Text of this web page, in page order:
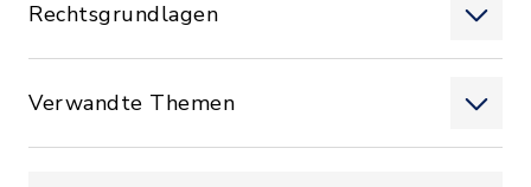
Rechtsgrundlagen
Verwandte Themen